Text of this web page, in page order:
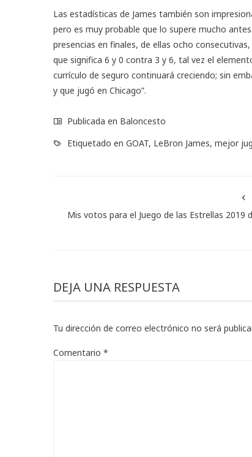
Las estadísticas de James también son
pero es muy probable que lo supere mucho
presencias en finales, de ellas ocho
que significa 6 y 0 contra 3 y 6, tal vez el
currículo de seguro continuará creciendo; sin
y que jugó en Chicago”.
Publicada en Baloncesto
Etiquetado en GOAT, LeBron James, mejor
Mis votos para el Juego de las Estrellas 2019
DEJA UNA RESPUESTA
Tu dirección de correo electrónico no será
Comentario *